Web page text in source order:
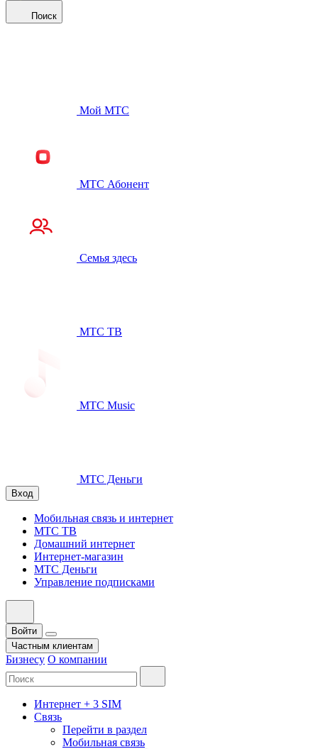
Поиск
Мой МТС
МТС Абонент
Семья здесь
МТС ТВ
МТС Music
МТС Деньги
Вход
Мобильная связь и интернет
МТС ТВ
Домашний интернет
Интернет-магазин
МТС Деньги
Управление подписками
Войти
Частным клиентам
Бизнесу О компании
Интернет + 3 SIM
Связь
Перейти в раздел
Мобильная связь